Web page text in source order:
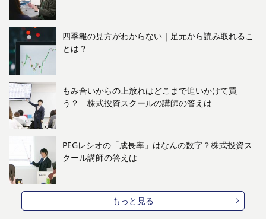
四季報の見方がわからない｜足元から読み取れるこ
とは？
もみ合いからの上放れはどこまで追いかけて買
う？ 株式投資スクールの講師の答えは
PEGレシオの「成長率」はなんの数字？株式投資ス
クール講師の答えは
もっと見る